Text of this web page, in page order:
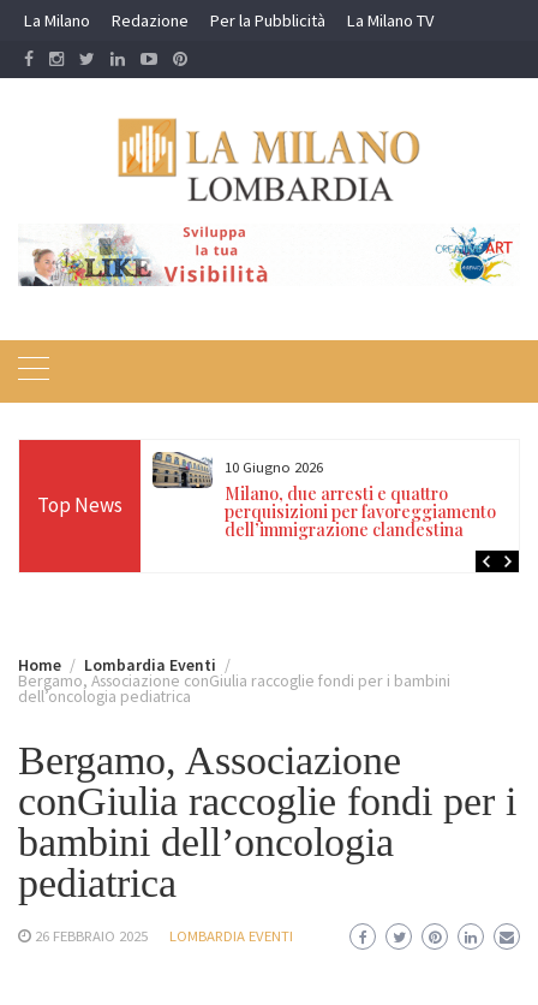
Skip
content
La Milano Redazione Per la Pubblicità La Milano TV
Top News
due chili di
arresti nel
10 Giugno 2026
Milano, due arresti e quattro
perquisizioni per favoreggiamento
dell’immigrazione clandestina
Home Lombardia Eventi
Bergamo, Associazione conGiulia raccoglie fondi per i bambini
dell’oncologia pediatrica
Bergamo, Associazione
conGiulia raccoglie fondi per i
bambini dell’oncologia
pediatrica
26 FEBBRAIO 2025 LOMBARDIA EVENTI